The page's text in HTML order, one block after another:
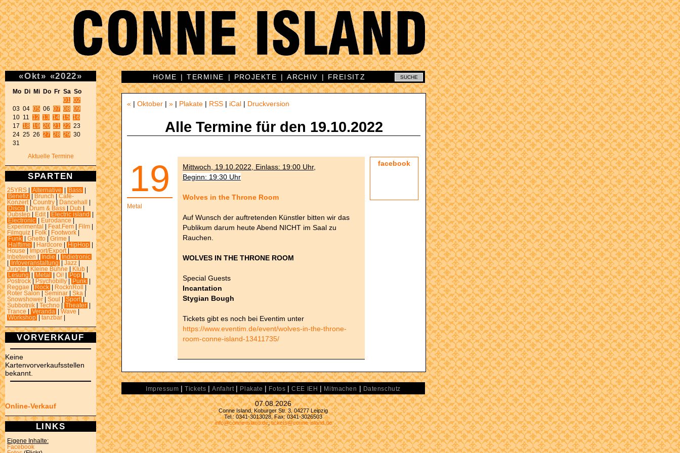
«Okt» «2022»
Mo Di Mi Do Fr Sa So
01
02
03 04 05 06 07 08 09
10 11 12 13 14 15
16
17 18 19 20 21 22 23
24 25 26 27 28 29 30
31
Aktuelle Termine
SPARTEN
25YRS Alternative Bass
Benefiz
Brunch
Café-
Konzert
Country Dancehall
Disco
Drum & Bass Dub
Dubstep
Edit Electric island
Electronic
Eurodance
Experimental
Feat.Fem Film
Filmquiz
Folk Footwork
Funk
Ghetto Grime
Halftime
Hardcore HipHop
House
Import/Export
Inbetween
Indie
Indietronic
Infoveranstaltung Jazz
Jungle
Kleine Bühne Klub
Lesung
Metal Oi! Pop
Postrock
Psychobilly Punk
Reggae
Rock RocknRoll
Roter Salon
Seminar Ska
Snowshower
Soul Sport
Subbotnik
Techno Theater
Trance
Veranda Wave
Workshop
tanzbar
VORVERKAUF
Keine
Kartenvorverkaufsstellen
bekannt.
Online-Verkauf
LINKS
Eigene Inhalte:
Facebook
HOME |TERMINE | PROJEKTE |ARCHIV | FREISITZ
« | Oktober | » | Plakate | RSS | iCal | Druckversion
Alle Termine für den 19.10.2022
19
Metal
facebook
Mittwoch, 19.10.2022, Einlass: 19:00 Uhr,
Beginn: 19:30 Uhr
Wolves in the Throne Room
Auf Wunsch der auftretenden Künstler bitten wir das
Publikum darum heute Abend NICHT im Saal zu
Rauchen.
WOLVES IN THE THRONE ROOM
Special Guests
Incantation
Stygian Bough
Tickets gibt es noch bei Eventim unter
https://www.eventim.de/event/wolves-in-the-throne-
room-conne-island-13411735/
Impressum |Tickets |Anfahrt | Plakate | Fotos |CEE IEH | Mitmachen | Datenschutz
07.08.2026
Conne Island, Koburger Str. 3, 04277 Leipzig
Tel.: 0341-3013028, Fax: 0341-3026503
info@conne-island.de,tickets@conne-island.de